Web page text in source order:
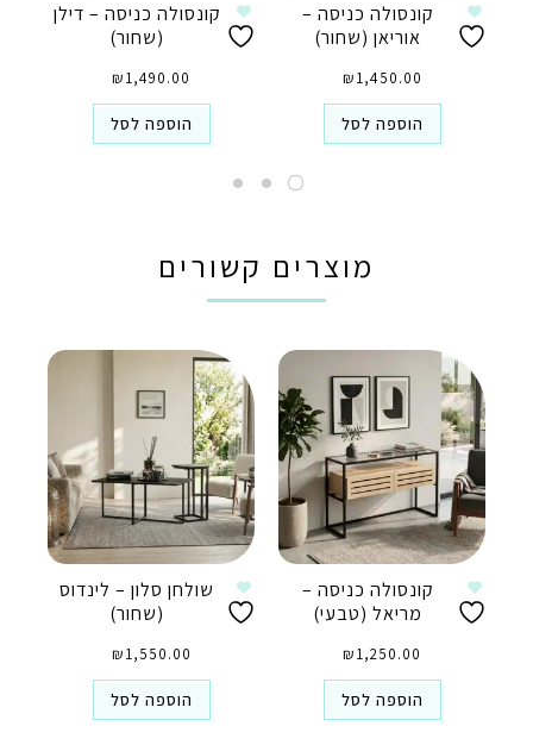
קונסולה כניסה –
אוריאן (שחור)
₪1,450.00
הוספה לסל
קונסולה כניסה – דילן
(שחור)
₪1,490.00
הוספה לסל
מוצרים קשורים
קונסולה כניסה –
מריאל (טבעי)
₪1,250.00
הוספה לסל
שולחן סלון – לינדוס
(שחור)
₪1,550.00
הוספה לסל